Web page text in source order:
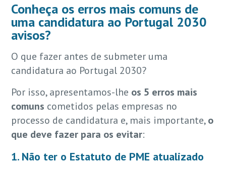
Conheça os erros mais comuns de
uma candidatura ao Portugal 2030
avisos?
O que fazer antes de submeter uma
candidatura ao Portugal 2030?
Por isso, apresentamos-lhe os 5 erros mais
comuns cometidos pelas empresas no
processo de candidatura e, mais importante,o
que deve fazer para os evitar:
1. Não ter o Estatuto de PME atualizado